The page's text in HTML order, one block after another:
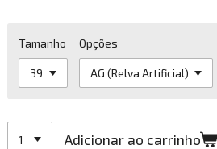
Tamanho Opções
Adicionar ao carrinho